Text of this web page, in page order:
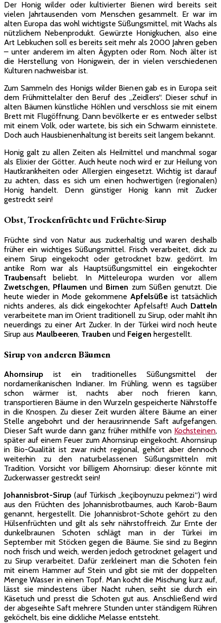
Der Honig wilder oder kultivierter Bienen wird bereits seit
vielen Jahrtausenden vom Menschen gesammelt. Er war im
alten Europa das wohl wichtigste Süßungsmittel, mit Wachs als
nützlichem Nebenprodukt. Gewürzte Honigkuchen, also eine
Art Lebkuchen soll es bereits seit mehr als 2000 Jahren geben
– unter anderem im alten Ägypten oder Rom. Noch älter ist
die Herstellung von Honigwein, der in vielen verschiedenen
Kulturen nachweisbar ist.
Zum Sammeln des Honigs wilder Bienen gab es in Europa seit
dem Frühmittelalter den Beruf des „Zeidlers“. Dieser schuf in
alten Bäumen künstliche Höhlen und verschloss sie mit einem
Brett mit Flugöffnung. Dann bevölkerte er es entweder selbst
mit einem Volk, oder wartete, bis sich ein Schwarm einnistete.
Doch auch Hausbienenhaltung ist bereits seit langem bekannt.
Honig galt zu allen Zeiten als Heilmittel und manchmal sogar
als Elixier der Götter. Auch heute noch wird er zur Heilung von
Hautkrankheiten oder Allergien eingesetzt. Wichtig ist darauf
zu achten, dass es sich um einen hochwertigen (regionalen)
Honig handelt. Denn günstiger Honig kann mit Zucker
gestreckt sein!
Obst, Trockenfrüchte und Früchte-Sirup
Früchte sind von Natur aus zuckerhaltig und waren deshalb
früher ein wichtiges Süßungsmittel. Frisch verarbeitet, dick zu
einem Sirup eingekocht oder getrocknet bzw. gedörrt. Im
antike Rom war als Hauptsüßungsmittel ein eingekochter
Traubensaft beliebt. In Mitteleuropa wurden vor allem
Zwetschgen, Pflaumen und Birnen zum Süßen genutzt. Die
heute wieder in Mode gekommene Apfelsüßeist tatsächlich
nichts anderes, als dick eingekochter Apfelsaft! Auch Datteln
verarbeitete man im Orient traditionell zu Sirup, oder mahlt ihn
neuerdings zu einer Art Zucker. In der Türkei wird noch heute
Sirup aus Maulbeeren, Trauben und Feigen hergestellt.
Sirup von anderen Bäumen
Ahornsirup ist ein traditionelles Süßungsmittel der
nordamerikanischen Indianer. Im Frühling, wenn es tagsüber
schon wärmer ist, nachts aber noch frieren kann,
transportieren Bäume in den Wurzeln gespeicherte Nährstoffe
in die Knospen. Zu dieser Zeit wurden ältere Bäume an einer
Stelle angebohrt und der herausrinnende Saft aufgefangen.
Dieser Saft wurde dann ganz früher mithilfe von Kochsteinen,
später auf einem Feuer zum Ahornsirup eingekocht. Ahornsirup
in Bio-Qualität ist zwar nicht regional, gehört aber dennoch
weiterhin zu den naturbelassenen Süßungsmitteln mit
Tradition. Vorsicht vor billigem Ahornsirup: dieser könnte mit
Zuckerwasser gestreckt sein!
Johannisbrot-Sirup (auf Türkisch „keçiboynuzu pekmezi“) wird
aus den Früchten des Johannisbrotbaumes, auch Karob-Baum
genannt, hergestellt. Die Johannisbrot-Schote gehört zu den
Hülsenfrüchten und gilt als sehr nährstoffreich. Zur Ernte der
dunkelbraunen Schoten schlägt man in der Türkei im
September mit Stöcken gegen die Bäume. Sie sind zu Beginn
noch frisch und weich, werden jedoch getrocknet gelagert und
zu Sirup verarbeitet. Dafür zerkleinert man die Schoten fein
mit einem Hammer auf Stein und gibt sie mit der doppelten
Menge Wasser in einen Topf. Man kocht die Mischung kurz auf,
lässt sie mindestens über Nacht ruhen, seiht sie durch ein
Käsetuch und presst die Schoten gut aus. Anschließend wird
der abgeseihte Saft mehrere Stunden unter ständigem Rühren
geköchelt, bis eine dickliche Melasse entsteht.